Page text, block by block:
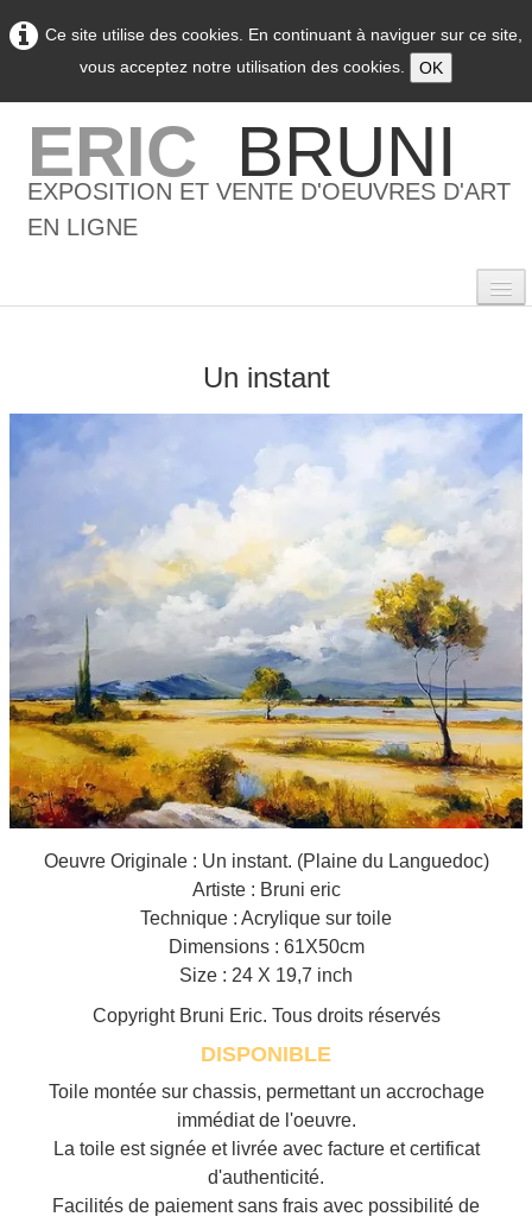
Ce site utilise des cookies. En continuant à naviguer sur ce site,
vous acceptez notre utilisation des cookies.
OK
ERIC BRUNI
EXPOSITION ET VENTE D'OEUVRES D'ART
EN LIGNE
Galeries▼
▼
Boutique
Contact
Newsletter
BLOG
Français
Un instant
Oeuvre Originale : Un instant. (Plaine du Languedoc)
Artiste : Bruni eric
Technique : Acrylique sur toile
Dimensions : 61X50cm
Size : 24 X 19,7 inch
Copyright Bruni Eric. Tous droits réservés
DISPONIBLE
Toile montée sur chassis, permettant un accrochage
immédiat de l'oeuvre.
La toile est signée et livrée avec facture et certificat
d'authenticité.
Facilités de paiement sans frais avec possibilité de